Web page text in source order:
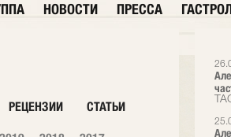
НОВОСТИ ПРЕССА
РЕЦЕНЗИИ СТАТЬИ